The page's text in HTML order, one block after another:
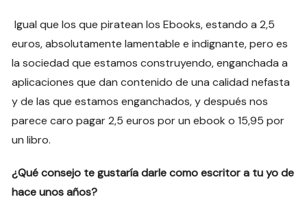
Igual que los que piratean los Ebooks, estando a 2,5
euros, absolutamente lamentable e indignante, pero es
la sociedad que estamos construyendo, enganchada a
aplicaciones que dan contenido de una calidad nefasta
y de las que estamos enganchados, y después nos
parece caro pagar 2,5 euros por un ebook o 15,95 por
un libro.
¿Qué consejo te gustaría darle como escritor a tu yo de
hace unos años?